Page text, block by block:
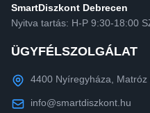
SmartDiszkont Debrecen
Nyitva tartás: H-P 9:30-18:00
ÜGYFÉLSZOLGÁLAT
4400 Nyíregyháza, Matróz
info@smartdiszkont.hu